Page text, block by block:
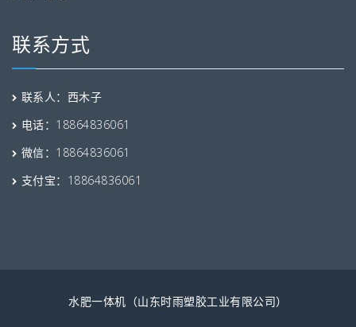
联系方式
联系人：西木子
电话：18864836061
微信：18864836061
支付宝：18864836061
水肥一体机（山东时雨塑胶工业有限公司）